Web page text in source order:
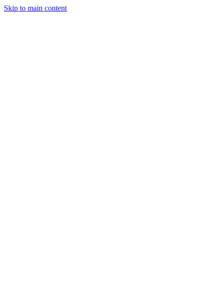
Skip to main content